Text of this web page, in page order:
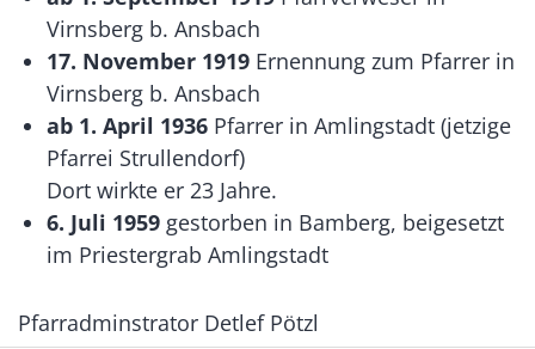
Virnsberg b. Ansbach
17. November 1919 Ernennung zum Pfarrer in
Virnsberg b. Ansbach
ab 1. April 1936 Pfarrer in Amlingstadt (jetzige
Pfarrei Strullendorf)
Dort wirkte er 23 Jahre.
6. Juli 1959 gestorben in Bamberg, beigesetzt
im Priestergrab Amlingstadt
Pfarradminstrator Detlef Pötzl